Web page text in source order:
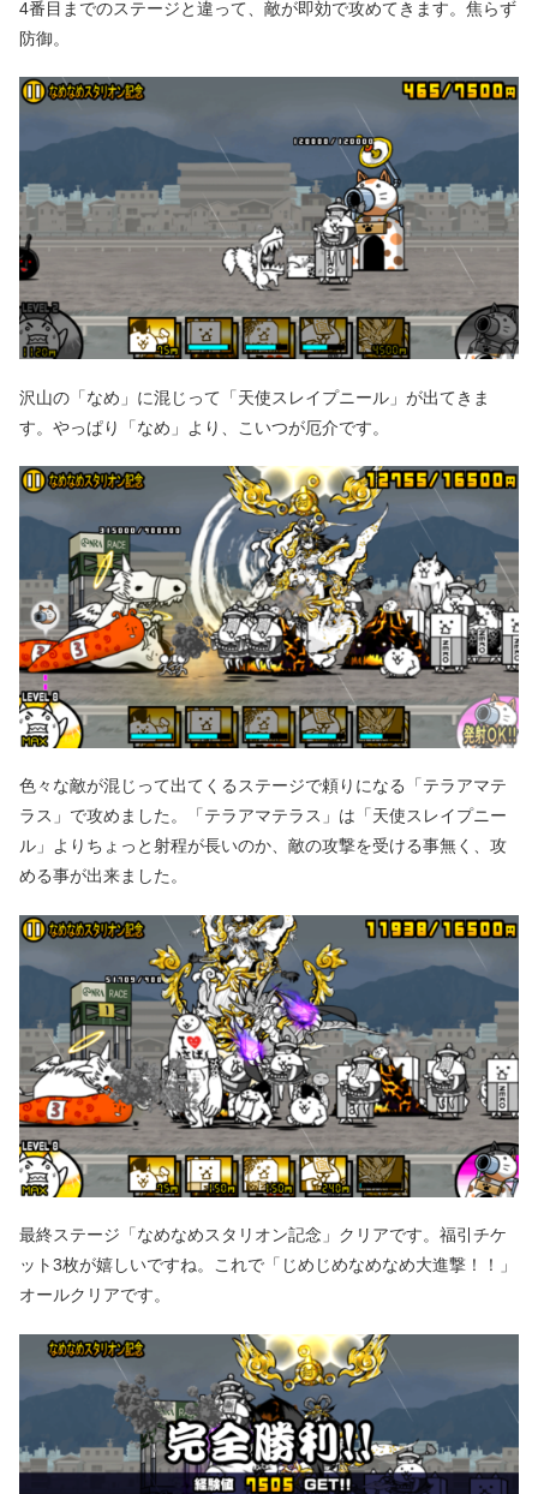
4番目までのステージと違って、敵が即効で攻めてきます。焦らず
防御。
沢山の「なめ」に混じって「天使スレイプニール」が出てきま
す。やっぱり「なめ」より、こいつが厄介です。
色々な敵が混じって出てくるステージで頼りになる「テラアマテ
ラス」で攻めました。「テラアマテラス」は「天使スレイプニー
ル」よりちょっと射程が長いのか、敵の攻撃を受ける事無く、攻
める事が出来ました。
最終ステージ「なめなめスタリオン記念」クリアです。福引チケ
ット3枚が嬉しいですね。これで「じめじめなめなめ大進撃！！」
オールクリアです。